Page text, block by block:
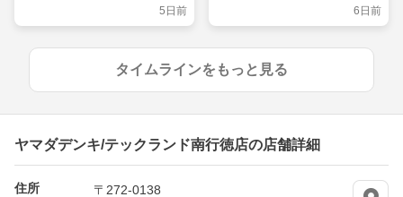
5日前 6日前
タイムラインをもっと見る
ヤマダデンキ/テックランド南行徳店の店舗詳細
住所
〒272-0138